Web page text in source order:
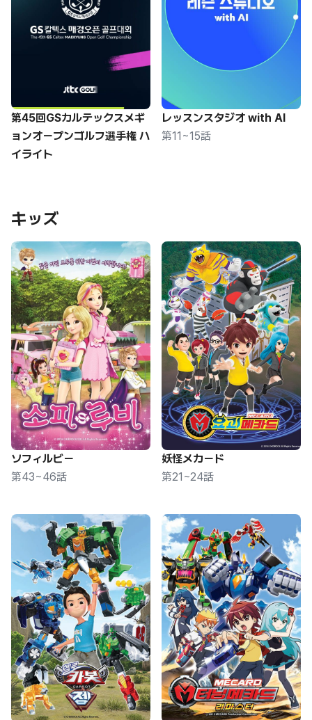
第45回GSカルテックスメギ
ョンオープンゴルフ選手権 ハ
イライト
レッスンスタジオ with AI
第11~15話
キッズ
ソフィルビー
第43~46話
妖怪メカード
第21~24話